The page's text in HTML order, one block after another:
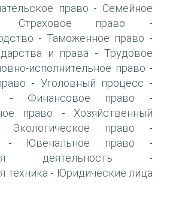
право - Семейное
Страховое право -
- Таможенное право -
и права -Трудовое
исполнительное право -
- Уголовный процесс -
- Финансовое право -
право - Хозяйственный
Экологическое право -
Ювенальное право -
деятельность -
техника - Юридические лица